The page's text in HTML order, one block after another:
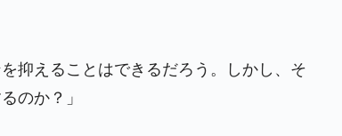
国がいっちょがみしたのでは。
港に詰めかけ「出て行け！」「極右勢力」のプラカー
抑えることはできるだろう。しかし、そ
のか？」